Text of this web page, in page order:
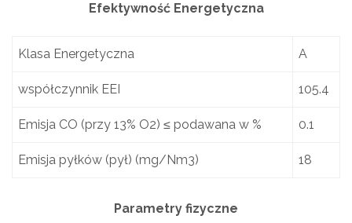
Efektywność Energetyczna
Klasa Energetyczna A
współczynnik EEI 105.4
Emisja CO (przy 13% O2) ≤ podawana w % 0.1
Emisja pyłków (pył) (mg/Nm3) 18
Parametry fizyczne